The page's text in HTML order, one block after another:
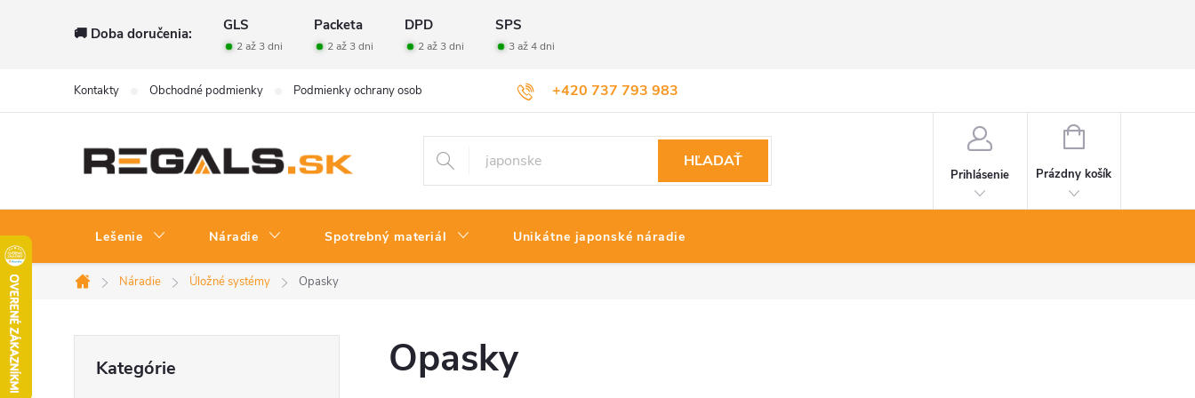
🚚 Doba doručenia: GLS Packeta DPD SPS
2 až 3 dni 2 až 3 dni 2 až 3 dni 3 až 4 dni
+420 737 793 983
Kontakty Obchodné podmienky Podmienky ochrany osobných údajov Veľkoobchod Vrátenie tovaru
HĽADAŤ
Prihlásenie
NÁKUPNÝ
Prázdny košík
Lešenie Náradie Spotrebný materiál Unikátne japonské náradie
Domov
Náradie Úložné systémy Opasky
kategórie
Kategórie Opasky